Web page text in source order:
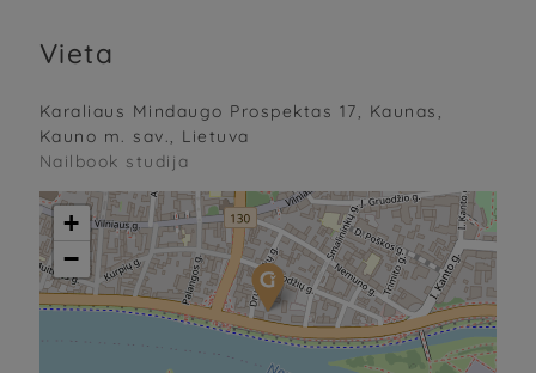
Vieta
Karaliaus Mindaugo Prospektas 17, Kaunas,
Kauno m. sav., Lietuva
Nailbook studija
+
−